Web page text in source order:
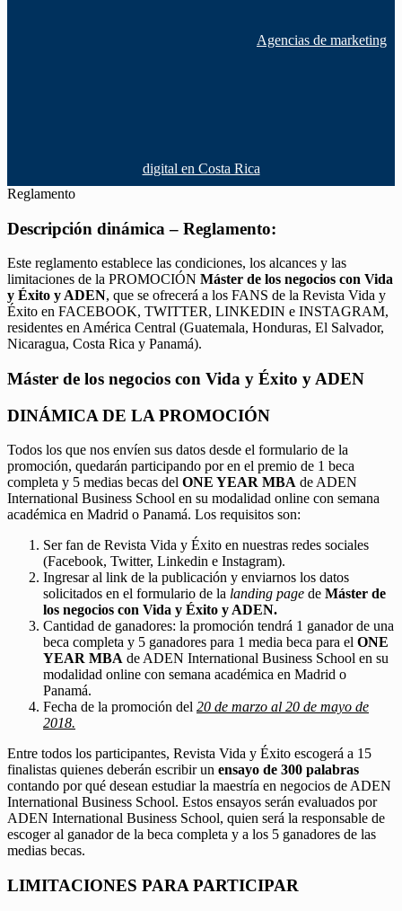
Agencias de marketing
digital en Costa Rica
Reglamento
Descripción dinámica – Reglamento:
Este reglamento establece las condiciones, los alcances y las
limitaciones de la PROMOCIÓN Máster de los negocios con Vida
y Éxito y ADEN, que se ofrecerá a los FANS de la Revista Vida y
Éxito en FACEBOOK, TWITTER, LINKEDIN e INSTAGRAM,
residentes en América Central (Guatemala, Honduras, El Salvador,
Nicaragua, Costa Rica y Panamá).
Máster de los negocios con Vida y Éxito y ADEN
DINÁMICA DE LA PROMOCIÓN
Todos los que nos envíen sus datos desde el formulario de la
promoción, quedarán participando por en el premio de 1 beca
completa y 5 medias becas del ONE YEAR MBA de ADEN
International Business School en su modalidad online con semana
académica en Madrid o Panamá. Los requisitos son:
Ser fan de Revista Vida y Éxito en nuestras redes sociales
(Facebook, Twitter, Linkedin e Instagram).
Ingresar al link de la publicación y enviarnos los datos
solicitados en el formulario de la landing page de Máster de
los negocios con Vida y Éxito y ADEN.
Cantidad de ganadores: la promoción tendrá 1 ganador de una
beca completa y 5 ganadores para 1 media beca para el ONE
YEAR MBA de ADEN International Business School en su
modalidad online con semana académica en Madrid o
Panamá.
Fecha de la promoción del 20 de marzo al 20 de mayo de
2018.
Entre todos los participantes, Revista Vida y Éxito escogerá a 15
finalistas quienes deberán escribir un ensayo de 300 palabras
contando por qué desean estudiar la maestría en negocios de ADEN
International Business School. Estos ensayos serán evaluados por
ADEN International Business School, quien será la responsable de
escoger al ganador de la beca completa y a los 5 ganadores de las
medias becas.
LIMITACIONES PARA PARTICIPAR